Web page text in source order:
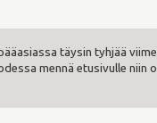
täysin tyhjää
mennä etusivulle niin